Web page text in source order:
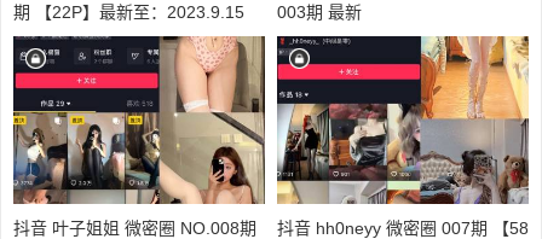
期 【22P】最新至：2023.9.15
003期 最新
抖音 叶子姐姐 微密圈 NO.008期
抖音 hh0neyy 微密圈 007期 【58